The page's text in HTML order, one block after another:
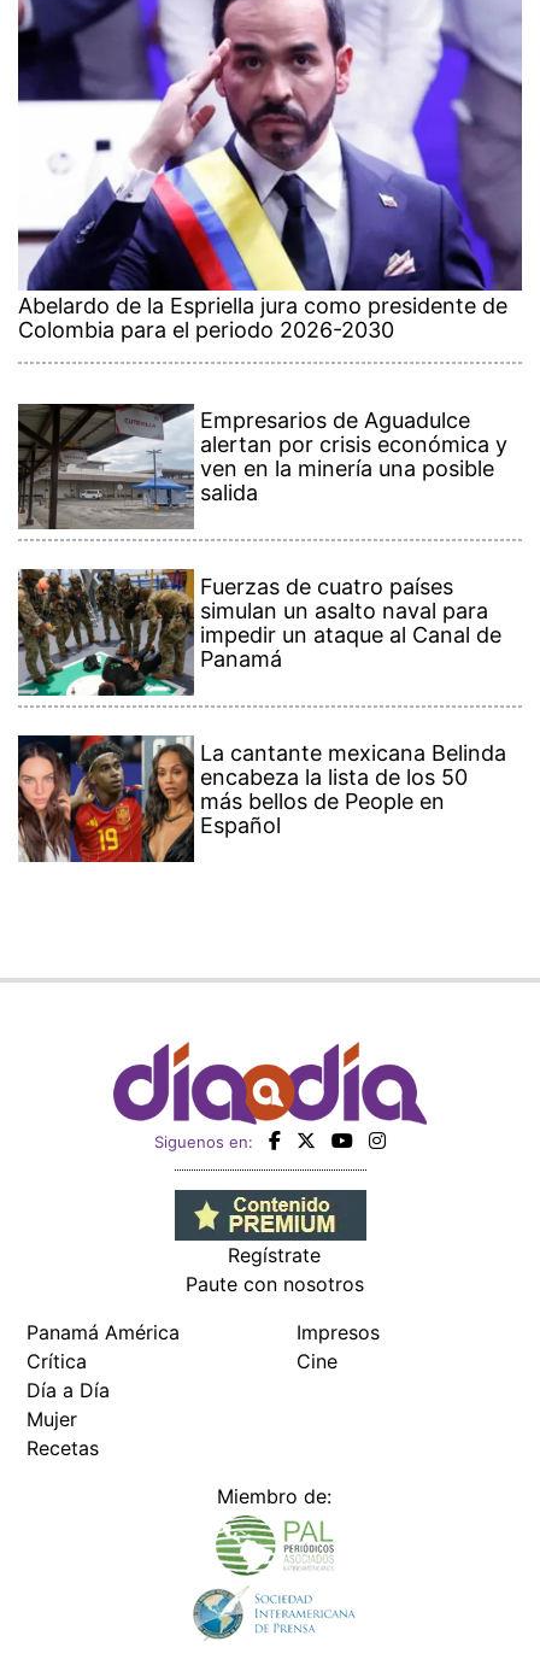
Abelardo de la Espriella jura como presidente de
Colombia para el periodo 2026-2030
Empresarios de Aguadulce
alertan por crisis económica y
ven en la minería una posible
salida
Fuerzas de cuatro países
simulan un asalto naval para
impedir un ataque al Canal de
Panamá
La cantante mexicana Belinda
encabeza la lista de los 50
más bellos de People en
Español
Siguenos en:
Regístrate
Paute con nosotros
Panamá América
Crítica
Día a Día
Mujer
Recetas
Impresos
Cine
Miembro de: